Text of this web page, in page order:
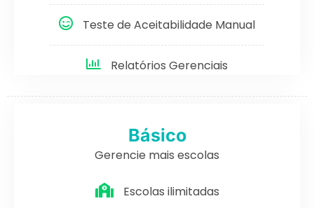
Teste de Aceitabilidade Manual
Relatórios Gerenciais
Básico
Gerencie mais escolas
Escolas ilimitadas